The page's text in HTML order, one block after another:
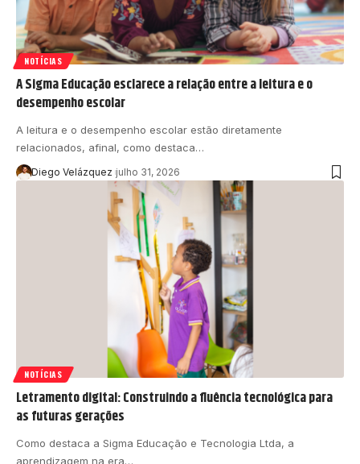
NOTÍCIAS
A Sigma Educação esclarece a relação entre a leitura e o
desempenho escolar
A leitura e o desempenho escolar estão diretamente
relacionados, afinal, como destaca…
Diego Velázquez julho 31, 2026
NOTÍCIAS
Letramento digital: Construindo a fluência tecnológica para
as futuras gerações
Como destaca a Sigma Educação e Tecnologia Ltda, a
aprendizagem na era…